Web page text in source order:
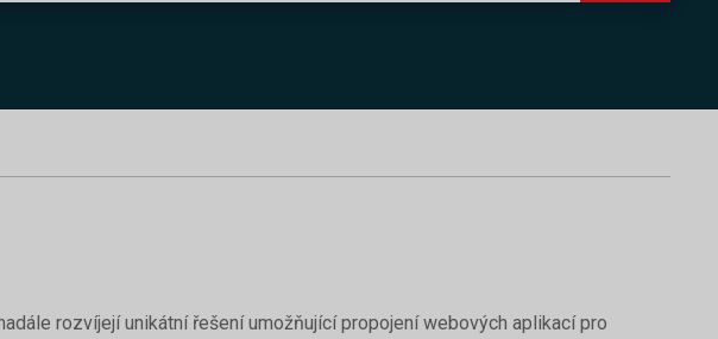
rozvíjejí unikátní řešení umožňující propojení webových aplikací pro